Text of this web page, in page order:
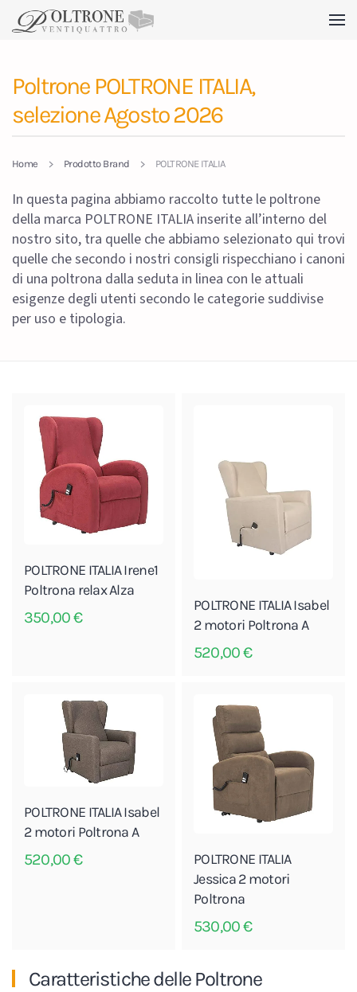
Poltrone POLTRONE ITALIA,
selezione Agosto 2026
Home Prodotto Brand POLTRONE ITALIA
In questa pagina abbiamo raccolto tutte le poltrone
della marca POLTRONE ITALIA inserite all’interno del
nostro sito, tra quelle che abbiamo selezionato qui trovi
quelle che secondo i nostri consigli rispecchiano i canoni
di una poltrona dalla seduta in linea con le attuali
esigenze degli utenti secondo le categorie suddivise
per uso e tipologia.
POLTRONE ITALIA Irene1
Poltrona relax Alza
350,00€
POLTRONE ITALIA Isabel
2 motori Poltrona A
520,00€
POLTRONE ITALIA Isabel
2 motori Poltrona A
520,00€
POLTRONE ITALIA
Jessica 2 motori
Poltrona
530,00€
Caratteristiche delle Poltrone